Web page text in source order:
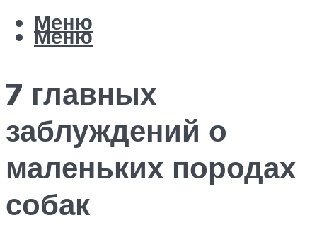
Меню
Меню
7 главных
заблуждений о
маленьких породах
собак